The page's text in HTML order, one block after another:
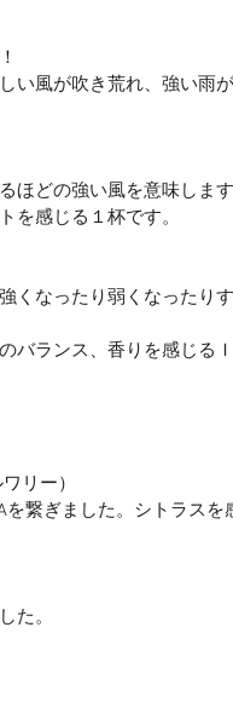
い風が吹き荒れ、強い雨が
ほどの強い風を意味します
を感じる１杯です。
くなったり弱くなったり
バランス、香りを感じる
リー）
繋ぎました。シトラスを
た。